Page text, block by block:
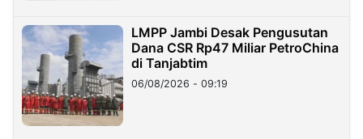
LMPP Jambi Desak Pengusutan
Dana CSR Rp47 Miliar PetroChina
di Tanjabtim
06/08/2026 - 09:19